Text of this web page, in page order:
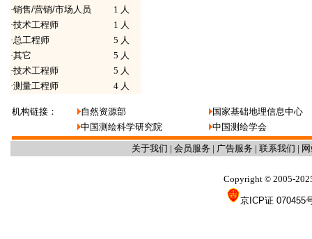
·销售/营销/市场人员
1 人
·技术工程师
1 人
·总工程师
5 人
·其它
5 人
·技术工程师
5 人
·测量工程师 4 人
机构链接： 自然资源部
国家基础地理信息中心
中国测绘科学研究院
中国测绘学会
关于我们 | 会员服务 | 广告服务 | 联系我们 |
Copyright © 2005-
京ICP证 070455